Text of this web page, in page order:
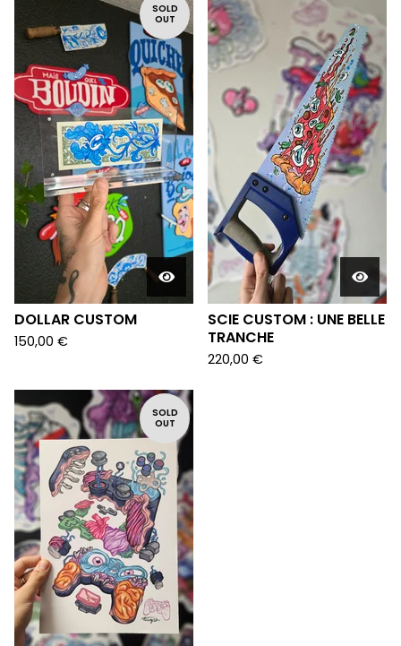
SOLD
OUT
DOLLAR CUSTOM
150,00 €
SCIE CUSTOM : UNE BELLE
TRANCHE
220,00 €
SOLD
OUT